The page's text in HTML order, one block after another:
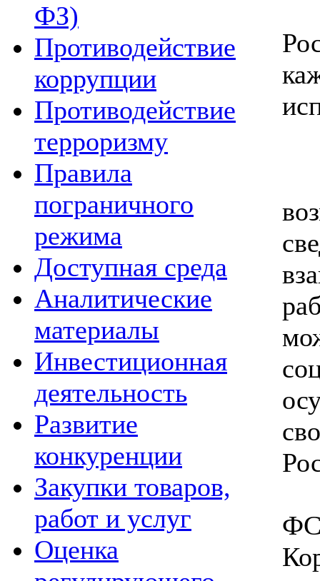
ФЗ)
Противодействие
коррупции
Противодействие
терроризму
Правила
пограничного
режима
Доступная среда
Аналитические
материалы
Инвестиционная
деятельность
Развитие
конкуренции
Закупки товаров,
работ и услуг
Оценка